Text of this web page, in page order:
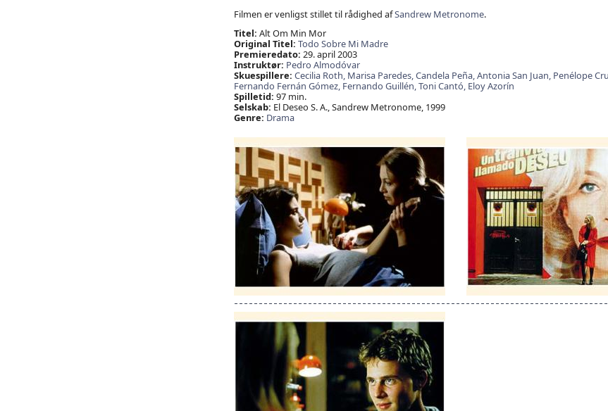
Filmen er venligst stillet til rådighed afSandrew Metronome.
Titel: Alt Om Min Mor
Original Titel: Todo Sobre Mi Madre
Premieredato: 29. april 2003
Instruktør: Pedro Almodóvar
Skuespillere: Cecilia Roth, Marisa Paredes,Candela Peña,Antonia San Juan, Penélope
Fernando Fernán Gómez, Fernando Guillén,Toni Cantó, Eloy Azorín
Spilletid: 97 min.
Selskab: El Deseo S. A., Sandrew Metronome, 1999
Genre: Drama